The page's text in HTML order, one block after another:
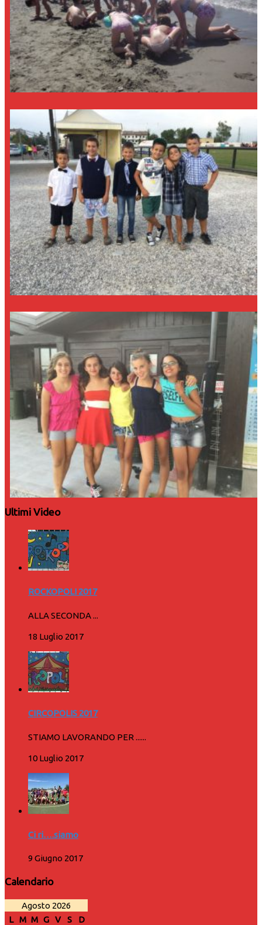
Ultimi Video
ROCKOPOLI 2017
ALLA SECONDA ...
18 Luglio 2017
CIRCOPOLIS 2017
STIAMO LAVORANDO PER ......
10 Luglio 2017
Ci ri….siamo
9 Giugno 2017
Calendario
Agosto 2026
L M M G V S D